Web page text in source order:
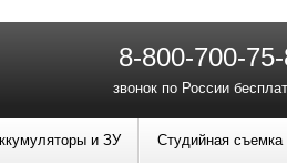
8-800-700-
звонок по России
и ЗУ Студийная съемка